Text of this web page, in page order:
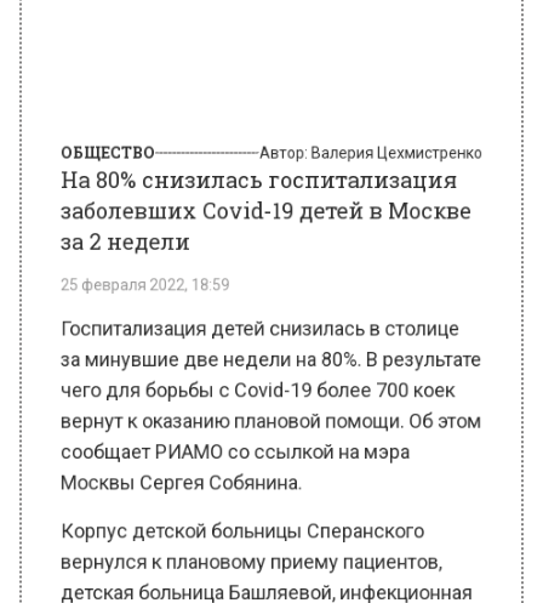
заболевших Covid-19 детей в Москве
за 2 недели
25 февраля 2022, 18:59
Госпитализация детей снизилась в столице
за минувшие две недели на 80%. В результате
чего для борьбы с Covid-19 более 700 коек
вернут к оказанию плановой помощи. Об этом
сообщает РИАМО со ссылкой на мэра
Москвы Сергея Собянина.
Корпус детской больницы Сперанского
вернулся к плановому приему пациентов,
детская больница Башляевой, инфекционная